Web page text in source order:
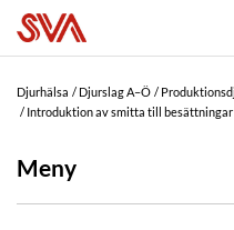
Djurhälsa Djurslag A–Ö
Introduktion av smitta till besättningar
Meny